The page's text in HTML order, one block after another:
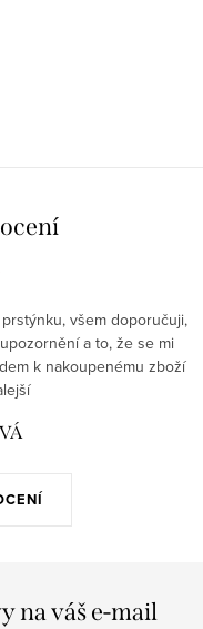
všem doporučuji,
a to, že se mi
k nakoupenému zboží
na váš e-mail